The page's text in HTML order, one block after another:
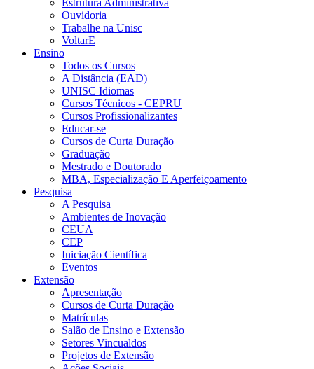
Ouvidoria
Trabalhe na Unisc
VoltarE
Ensino
Todos os Cursos
A Distância (EAD)
UNISC Idiomas
Cursos Técnicos - CEPRU
Cursos Profissionalizantes
Educar-se
Cursos de Curta Duração
Graduação
Mestrado e Doutorado
MBA, Especialização E Aperfeiçoamento
Pesquisa
A Pesquisa
Ambientes de Inovação
CEUA
CEP
Iniciação Científica
Eventos
Extensão
Apresentação
Cursos de Curta Duração
Matrículas
Salão de Ensino e Extensão
Setores Vincualdos
Projetos de Extensão